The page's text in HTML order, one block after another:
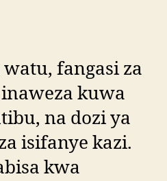
fangasi za
kuwa
na dozi ya
isifanye kazi.
kwa